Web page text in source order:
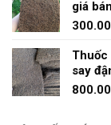
giá
Thuốc
say